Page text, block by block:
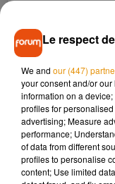
Voir cette
Une publication
Le respect
We and our (447)
your consent and/or
information on a
profiles for
advertising; Measure
performance;
of data from different
profiles to personalise
content; Use limited